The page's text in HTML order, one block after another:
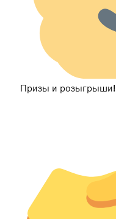
Призы и розыгрыши!